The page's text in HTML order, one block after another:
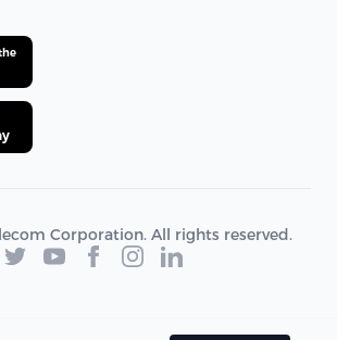
Corporation. All rights reserved.